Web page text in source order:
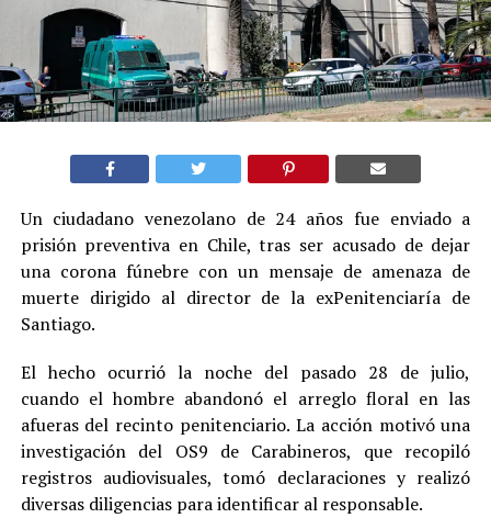
Un ciudadano venezolano de 24 años fue enviado a
prisión preventiva en Chile, tras ser acusado de dejar
una corona fúnebre con un mensaje de amenaza de
muerte dirigido al director de la exPenitenciaría de
Santiago.
El hecho ocurrió la noche del pasado 28 de julio,
cuando el hombre abandonó el arreglo floral en las
afueras del recinto penitenciario. La acción motivó una
investigación del OS9 de Carabineros, que recopiló
registros audiovisuales, tomó declaraciones y realizó
diversas diligencias para identificar al responsable.